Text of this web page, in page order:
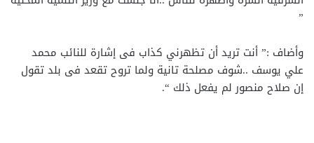
”
وأضاف :” أنت تريد أن تظهرني كذاب فى إشارة للنائب محمد
علي يوسف ..شوف مصلحة تانية ولما تروح تقعد فى بلد تقول
إن صلاح منصور لم يفعل ذلك “.